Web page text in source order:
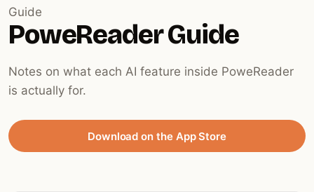
Guide
PoweReader Guide
Notes on what each AI feature inside PoweReader
is actually for.
Download on the App Store